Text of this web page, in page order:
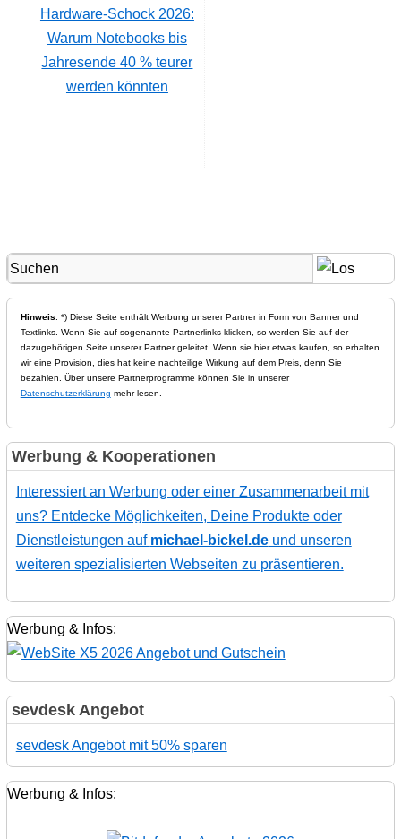
Hardware-Schock 2026:
Warum Notebooks bis
Jahresende 40 % teurer
werden könnten
Hinweis: *) Diese Seite enthält Werbung unserer Partner in Form von Banner und
Textlinks. Wenn Sie auf sogenannte Partnerlinks klicken, so werden Sie auf der
dazugehörigen Seite unserer Partner geleitet. Wenn sie hier etwas kaufen, so erhalten
wir eine Provision, dies hat keine nachteilige Wirkung auf dem Preis, denn Sie
bezahlen. Über unsere Partnerprogramme können Sie in unserer
Datenschutzerklärung mehr lesen.
Werbung & Kooperationen
Interessiert an Werbung oder einer Zusammenarbeit mit
uns? Entdecke Möglichkeiten, Deine Produkte oder
Dienstleistungen auf michael-bickel.deund unseren
weiteren spezialisierten Webseiten zu präsentieren.
Werbung & Infos:
sevdesk Angebot
sevdesk Angebot mit 50% sparen
Werbung & Infos: